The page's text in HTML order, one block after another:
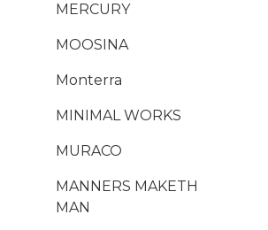
MERCURY
MOOSINA
Monterra
MINIMAL WORKS
MURACO
MANNERS MAKETH
MAN